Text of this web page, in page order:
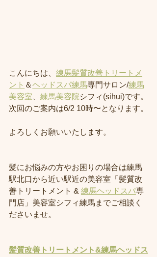
こんにちは、 練馬髪質改善トリートメ
ント ＆ヘッドスパ練馬専門サロン/練馬
美容室
練馬美容院シフィ(sihui)です。
次回のご案内は6/2 10時〜となります。
よろしくお願いいたします。
髪にお悩みの方やお困りの場合は練馬
駅北口から近い駅近の美容室「髪質改
善トリートメント & 練馬ヘッドスパ専
門店」美容室シフィ練馬までご相談く
ださいませ。
髪質改善トリートメント&練馬ヘッドス